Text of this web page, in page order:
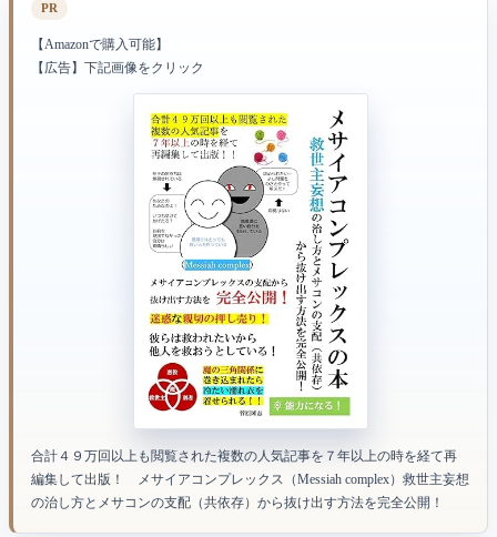
PR
【Amazonで購入可能】
【広告】下記画像をクリック
合計４９万回以上も閲覧された複数の人気記事を７年以上の時を経て再
編集して出版！ メサイアコンプレックス（Messiah complex）救世主妄想
の治し方とメサコンの支配（共依存）から抜け出す方法を完全公開！